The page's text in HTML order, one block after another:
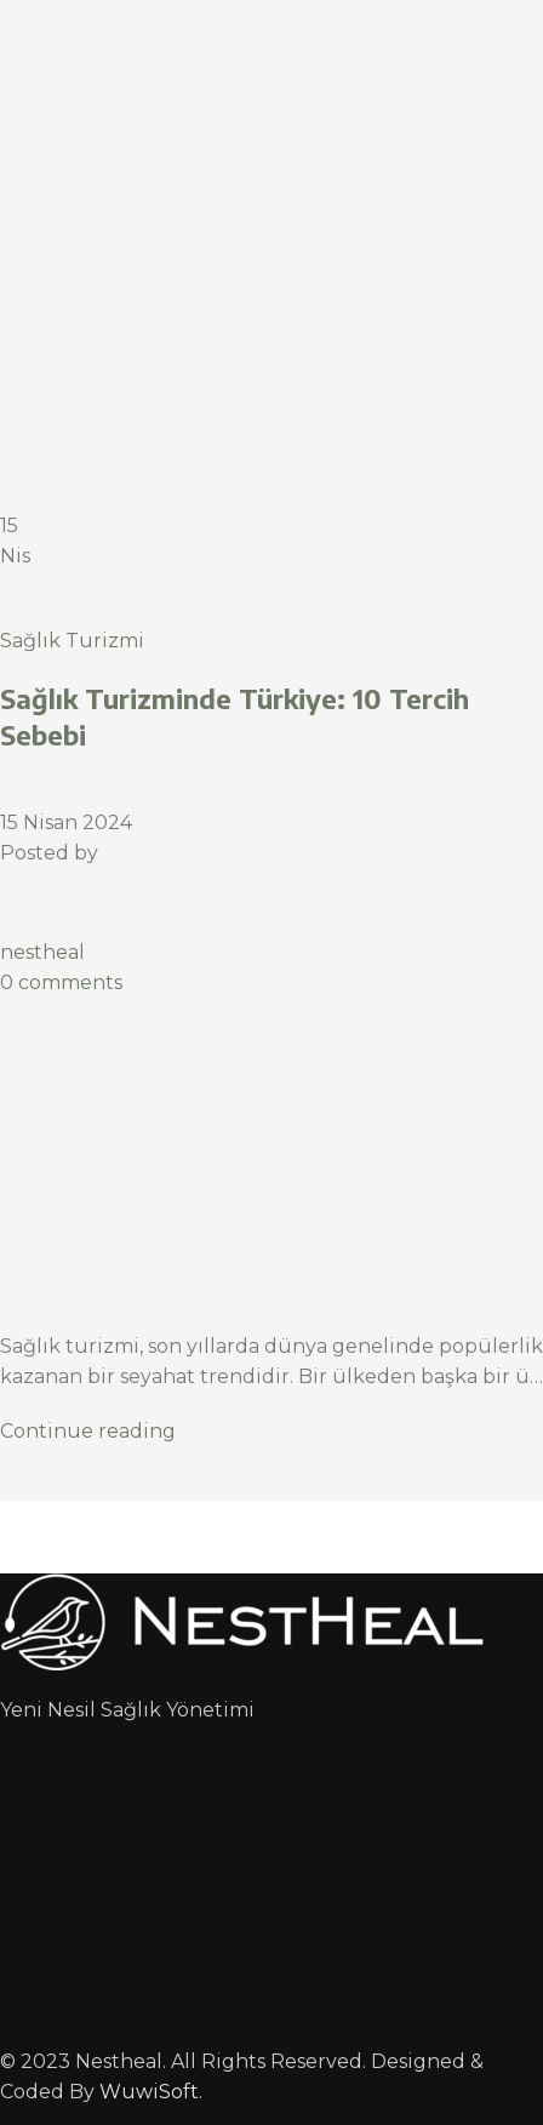
15
Nis
Sağlık Turizmi
Sağlık Turizminde Türkiye: 10 Tercih
Sebebi
15 Nisan 2024
Posted by
nestheal
0 comments
Sağlık turizmi, son yıllarda dünya genelinde popülerlik
kazanan bir seyahat trendidir. Bir ülkeden başka bir ü…
Continue reading
Yeni Nesil Sağlık Yönetimi
© 2023 Nestheal. All Rights Reserved. Designed &
Coded By WuwiSoft.